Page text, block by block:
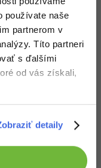
používate naše
partnerom v
Títo partneri
s ďalšími
od vás získali,
detaily
prémiové sekcie
predchádzajúci diel
, kúpou článku súhlasíš
spôsobu